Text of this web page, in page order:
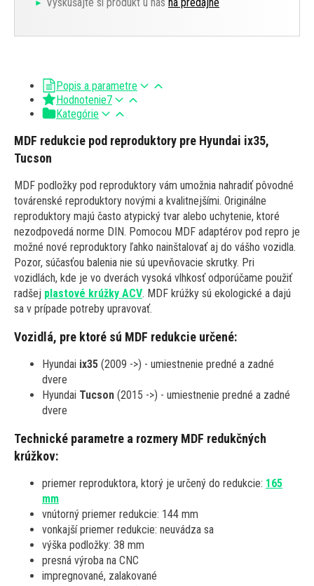
Popis a parametre
Hodnotenie7
Kategórie
MDF redukcie pod reproduktory pre Hyundai ix35,
Tucson
MDF podložky pod reproduktory vám umožnia nahradiť pôvodné
továrenské reproduktory novými a kvalitnejšími. Originálne
reproduktory majú často atypický tvar alebo uchytenie, ktoré
nezodpovedá norme DIN. Pomocou MDF adaptérov pod repro je
možné nové reproduktory ľahko nainštalovať aj do vášho vozidla.
Pozor, súčasťou balenia nie sú upevňovacie skrutky. Pri
vozidlách, kde je vo dverách vysoká vlhkosť odporúčame použiť
radšej plastové krúžky ACV. MDF krúžky sú ekologické a dajú
sa v prípade potreby upravovať.
Vozidlá, pre ktoré sú MDF redukcie určené:
Hyundai ix35 (2009 ->) - umiestnenie predné a zadné
dvere
Hyundai Tucson (2015 ->) - umiestnenie predné a zadné
dvere
Technické parametre a rozmery MDF redukčných
krúžkov:
priemer reproduktora, ktorý je určený do redukcie: 165
mm
vnútorný priemer redukcie: 144 mm
vonkajší priemer redukcie: neuvádza sa
výška podložky: 38 mm
presná výroba na CNC
impregnované, zalakované